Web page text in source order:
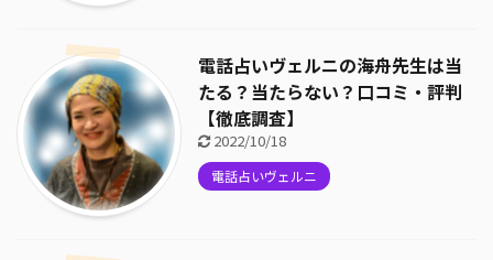
電話占いヴェルニの海舟先生は当
たる？当たらない？口コミ・評判
【徹底調査】
2022/10/18
電話占いヴェルニ